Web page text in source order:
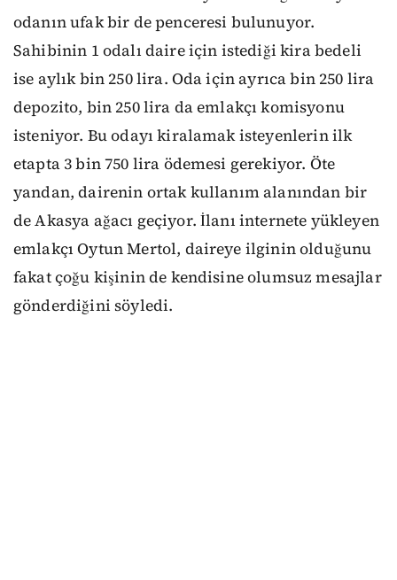
odanın ufak bir de penceresi bulunuyor.
Sahibinin 1 odalı daire için istediği kira bedeli
ise aylık bin 250 lira. Oda için ayrıca bin 250 lira
depozito, bin 250 lira da emlakçı komisyonu
isteniyor. Bu odayı kiralamak isteyenlerin ilk
etapta 3 bin 750 lira ödemesi gerekiyor. Öte
yandan, dairenin ortak kullanım alanından bir
de Akasya ağacı geçiyor. İlanı internete yükleyen
emlakçı Oytun Mertol, daireye ilginin olduğunu
fakat çoğu kişinin de kendisine olumsuz mesajlar
gönderdiğini söyledi.